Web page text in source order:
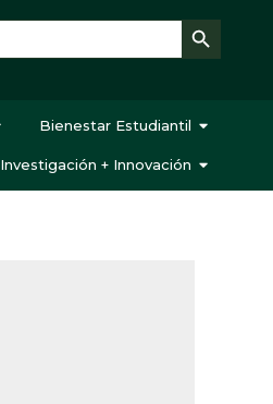
Botón de búsqueda
Bienestar Estudiantil
Investigación + Innovación